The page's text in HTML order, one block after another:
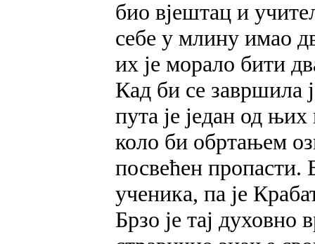
био вјештац и
себе у млину имао
их је морало бити
Кад би се завршила
пута је један од
коло би обртањем
посвећен пропасти.
ученика, па је
Брзо је тај духовно